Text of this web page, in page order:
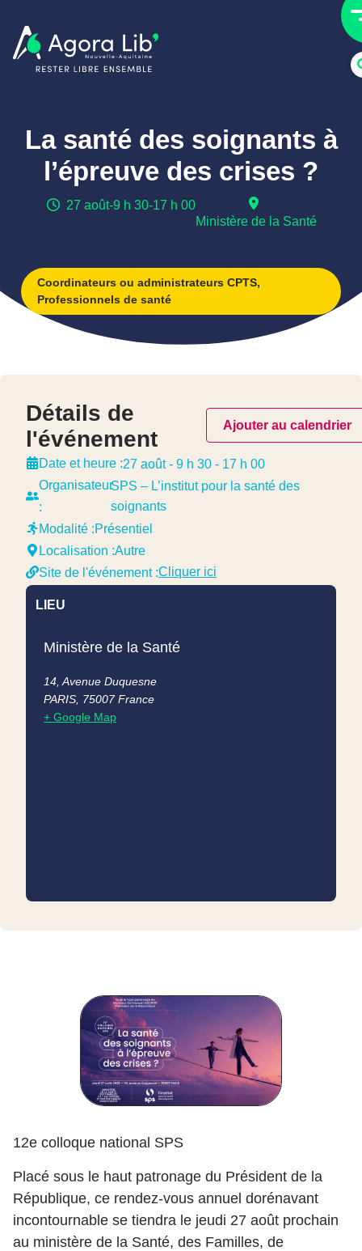
La santé des soignants à
l’épreuve des crises ?
27 août-9 h 30-17 h 00
Ministère de la Santé
Coordinateurs ou administrateurs CPTS,
Professionnels de santé
Détails de
l'événement
Ajouter au calendrier
Date et heure :27 août - 9 h 30 - 17 h 00
Organisateur
:
SPS – L’institut pour la santé des
soignants
Modalité :Présentiel
Localisation :Autre
Site de l'événement :Cliquer ici
LIEU
Ministère de la Santé
14, Avenue Duquesne
PARIS 75007 France
+ Google Map
12e colloque national SPS
Placé sous le haut patronage du Président de la
République, ce rendez-vous annuel dorénavant
incontournable se tiendra le jeudi 27 août prochain
au ministère de la Santé, des Familles, de